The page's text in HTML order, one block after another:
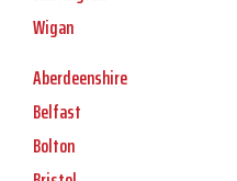
Wigan
Aberdeenshire
Belfast
Bolton